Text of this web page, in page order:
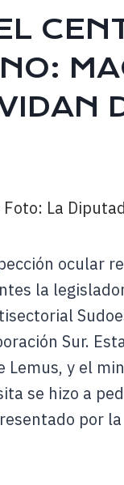
ocular
la
Sur.
Lemus, y el
se hizo a
por